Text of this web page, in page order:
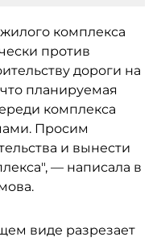
комплекса
против
дороги на
планируемая
комплекса
Просим
и вынести
— написала в
виде разрезает